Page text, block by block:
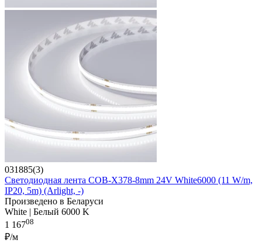
031885(3)
Светодиодная лента COB-X378-8mm 24V White6000 (11 W/m,
IP20, 5m) (Arlight, -)
Произведено в Беларуси
White | Белый 6000 K
1 16708
₽/м